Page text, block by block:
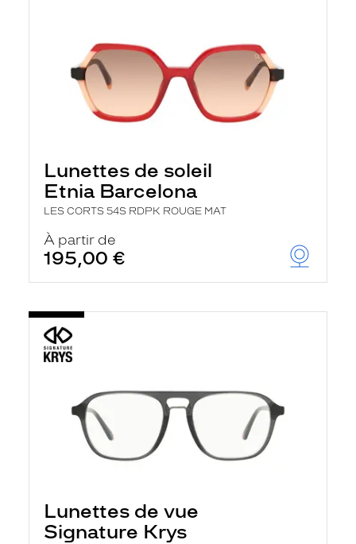
Lunettes de soleil
Etnia Barcelona
LES CORTS 54S RDPK ROUGE MAT
À partir de
195,00 €
Lunettes de vue
Signature Krys